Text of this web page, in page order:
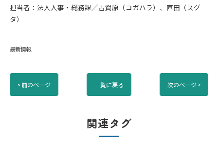
担当者：法人人事・総務課／古賀原（コガハラ）、直田（スグ
タ）
最新情報
< 前のページ 一覧に戻る 次のページ >
関連タグ